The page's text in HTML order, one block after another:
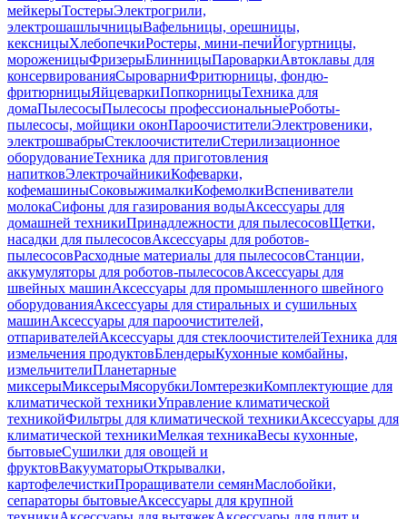
мейкерыТостерыЭлектрогрили,
электрошашлычницыВафельницы, орешницы,
кексницыХлебопечкиРостеры, мини-печиЙогуртницы,
мороженицыФризерыБлинницыПароваркиАвтоклавы для
консервированияСыроварниФритюрницы, фондю-
фритюрницыЯйцеваркиПопкорницыТехника для
домаПылесосыПылесосы профессиональныеРоботы-
пылесосы, мойщики оконПароочистителиЭлектровеники,
электрошвабрыСтеклоочистителиСтерилизационное
оборудованиеТехника для приготовления
напитковЭлектрочайникиКофеварки,
кофемашиныСоковыжималкиКофемолкиВспениватели
молокаСифоны для газирования водыАксессуары для
домашней техникиПринадлежности для пылесосовЩетки,
насадки для пылесосовАксессуары для роботов-
пылесосовРасходные материалы для пылесосовСтанции,
аккумуляторы для роботов-пылесосовАксессуары для
швейных машинАксессуары для промышленного швейного
оборудованияАксессуары для стиральных и сушильных
машинАксессуары для пароочистителей,
отпаривателейАксессуары для стеклоочистителейТехника для
измельчения продуктовБлендерыКухонные комбайны,
измельчителиПланетарные
миксерыМиксерыМясорубкиЛомтерезкиКомплектующие для
климатической техникиУправление климатической
техникойФильтры для климатической техникиАксессуары для
климатической техникиМелкая техникаВесы кухонные,
бытовыеСушилки для овощей и
фруктовВакууматорыОткрывалки,
картофелечисткиПроращиватели семянМаслобойки,
сепараторы бытовыеАксессуары для крупной